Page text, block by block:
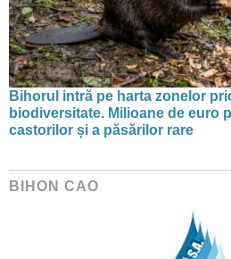
Bihorul intră pe harta zonelor
biodiversitate. Milioane de euro
castorilor și a păsărilor rare
BIHON CAO